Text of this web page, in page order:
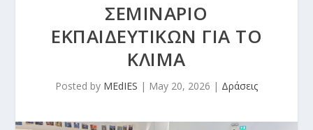
ΣΕΜΙΝΑΡΙΟ
ΕΚΠΑΙΔΕΥΤΙΚΩΝ ΓΙΑ ΤΟ
ΚΛΙΜΑ
Posted by MEdIES | May 20, 2026 | Δράσεις